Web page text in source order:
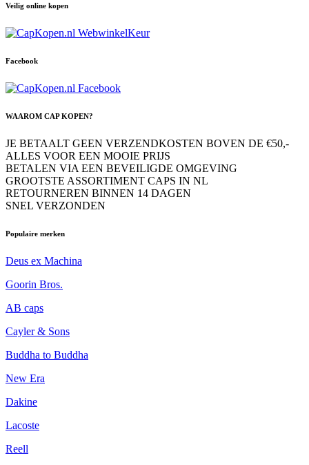
Veilig online kopen
Facebook
WAAROM CAP KOPEN?
JE BETAALT GEEN VERZENDKOSTEN BOVEN DE €50,-
ALLES VOOR EEN MOOIE PRIJS
BETALEN VIA EEN BEVEILIGDE OMGEVING
GROOTSTE ASSORTIMENT CAPS IN NL
RETOURNEREN BINNEN 14 DAGEN
SNEL VERZONDEN
Populaire merken
Deus ex Machina
Goorin Bros.
AB caps
Cayler & Sons
Buddha to Buddha
New Era
Dakine
Lacoste
Reell